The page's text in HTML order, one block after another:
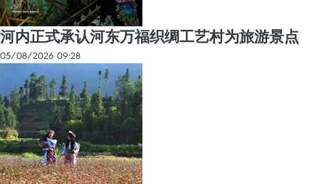
河内正式承认河东万福织绸工艺村为旅游景点
05/08/2026 09:28